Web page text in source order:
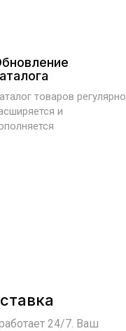
товаров регулярно
и
24/7. Ваш